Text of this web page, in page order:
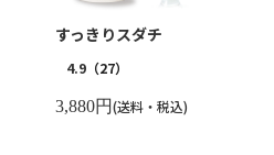
すっきりスダチ
4.9 （27）
3,880円(送料・税込)